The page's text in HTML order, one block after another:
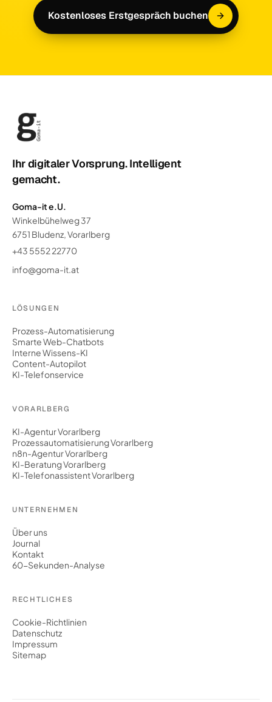
Kostenloses Erstgespräch buchen
Ihr digitaler Vorsprung. Intelligent
gemacht.
Goma-it e.U.
Winkelbühelweg 37
6751 Bludenz, Vorarlberg
+43 5552 22770
info@goma-it.at
LÖSUNGEN
Prozess-Automatisierung
Smarte Web-Chatbots
Interne Wissens-KI
Content-Autopilot
KI-Telefonservice
VORARLBERG
KI-Agentur Vorarlberg
Prozessautomatisierung Vorarlberg
n8n-Agentur Vorarlberg
KI-Beratung Vorarlberg
KI-Telefonassistent Vorarlberg
UNTERNEHMEN
Über uns
Journal
Kontakt
60-Sekunden-Analyse
RECHTLICHES
Cookie-Richtlinien
Datenschutz
Impressum
Sitemap